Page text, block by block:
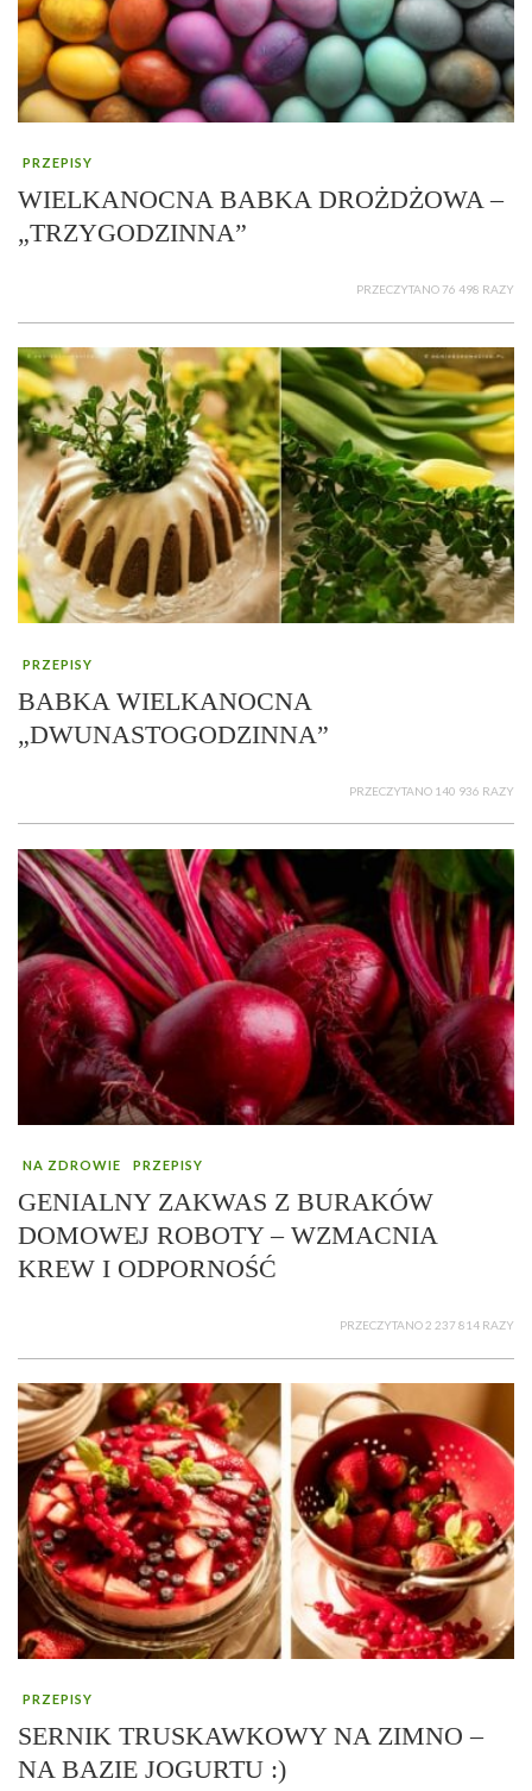
PRZEPISY
WIELKANOCNA BABKA DROŻDŻOWA –
„TRZYGODZINNA”
PRZECZYTANO 76 498 RAZY
PRZEPISY
BABKA WIELKANOCNA
„DWUNASTOGODZINNA”
PRZECZYTANO 140 936 RAZY
NA ZDROWIE PRZEPISY
GENIALNY ZAKWAS Z BURAKÓW
DOMOWEJ ROBOTY – WZMACNIA
KREW I ODPORNOŚĆ
PRZECZYTANO 2 237 814 RAZY
PRZEPISY
SERNIK TRUSKAWKOWY NA ZIMNO –
NA BAZIE JOGURTU :)